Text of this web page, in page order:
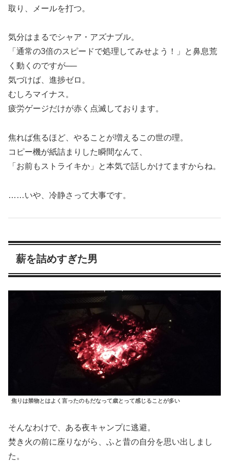
取り、メールを打つ。
気分はまるでシャア・アズナブル。
「通常の3倍のスピードで処理してみせよう！」と鼻息荒
く動くのですが──
気づけば、進捗ゼロ。
むしろマイナス。
疲労ゲージだけが赤く点滅しております。
焦れば焦るほど、やることが増えるこの世の理。
コピー機が紙詰まりした瞬間なんて、
「お前もストライキか」と本気で話しかけてますからね。
……いや、冷静さって大事です。
薪を詰めすぎた男
焦りは禁物とはよく言ったのもだなって歳とって感じることが多い
そんなわけで、ある夜キャンプに逃避。
焚き火の前に座りながら、ふと昔の自分を思い出しまし
た。